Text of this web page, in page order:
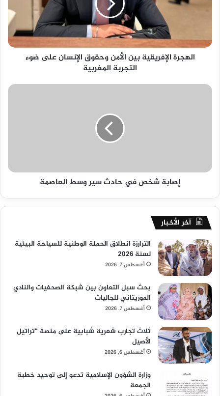
الهجرة الإفريقية بين الأمن وحقوق الإنسان على ضوء
التجربة المغربية
إصابة شخص في حادث سير وسط العاصمة
آخر الأخبار
الترارزة انطلاق الحملة الوطنية للسياحة البيئية
لسنة 2026
أغسطس 7, 2026
بحث سبل التعاون بين شبكة الصحفيات والنادي
الموريتاني للجاليات
أغسطس 7, 2026
ثلاث تجارب شعرية شبابية على منصة “تراتيل
الأصيل
أغسطس 6, 2026
وزارة الشؤون الإسلامية تدعو إلى توحيد خطبة
الجمعة